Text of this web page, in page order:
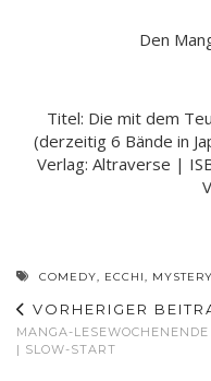
Den
Titel: Die mit dem
(derzeitig 6 Bände in
Verlag: Altraverse |
COMEDY ECCHI MYSTERY
VORHERIGER
MANGA-LESEWOCHENENDE
| SLOW-START